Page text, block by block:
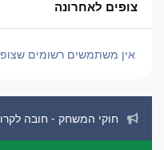
צופים לאחרונה
אין משתמשים רשומים
חוקי המשחק - חובה